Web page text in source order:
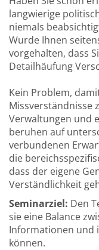
langwierige
niemals
Wurde Ihnen
vorgehalten, dass
Detailhäufung
Kein Problem,
Missverständnisse
Verwaltungen und
beruhen auf
verbundenen
die
dass der eigene
Verständlichkeit
Seminarziel: Den
sie eine Balance
Informationen und
können.